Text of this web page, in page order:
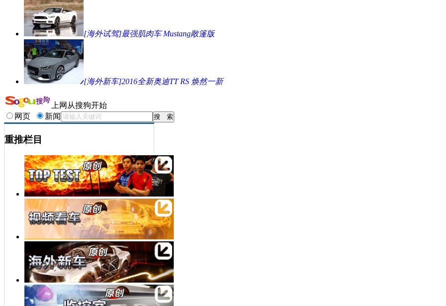
[海外试驾]最强肌肉车 Mustang敞篷版
[海外新车]2016全新奥迪TT RS 焕然一新
上网从搜狗开始
网页
新闻
重推栏目